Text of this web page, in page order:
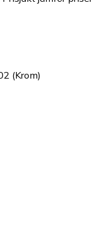
(Krom)